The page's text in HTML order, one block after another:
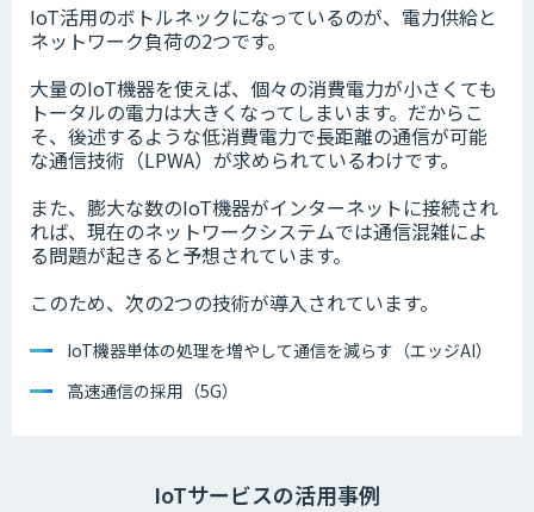
IoT活用のボトルネックになっているのが、電力供給と
ネットワーク負荷の2つです。
大量のIoT機器を使えば、個々の消費電力が小さくても
トータルの電力は大きくなってしまいます。だからこ
そ、後述するような低消費電力で長距離の通信が可能
な通信技術（LPWA）が求められているわけです。
また、膨大な数のIoT機器がインターネットに接続され
れば、現在のネットワークシステムでは通信混雑によ
る問題が起きると予想されています。
このため、次の2つの技術が導入されています。
IoT機器単体の処理を増やして通信を減らす（エッジAI）
高速通信の採用（5G）
IoTサービスの活用事例